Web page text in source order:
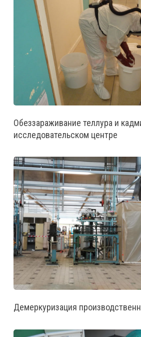
Обеззараживание теллура и
исследовательском центре
Демеркуризация